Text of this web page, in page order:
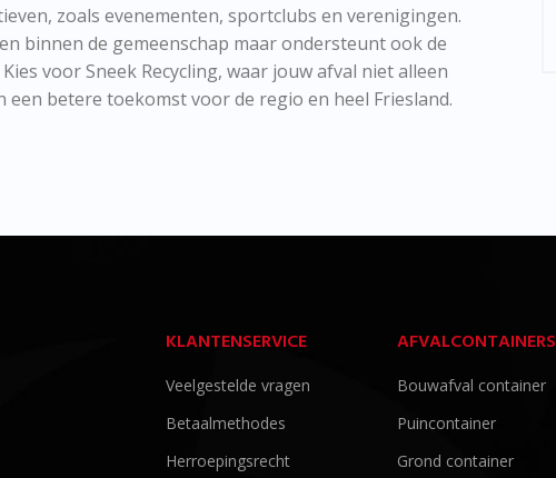
zoals evenementen, sportclubs en verenigingen.
binnen de gemeenschap maar ondersteunt ook de
voor Sneek Recycling, waar jouw afval niet alleen
betere toekomst voor de regio en heel Friesland.
KLANTENSERVICE
Veelgestelde vragen
Betaalmethodes
Herroepingsrecht
AFVALCONTAINERS
Bouwafval container
Puincontainer
Grond container